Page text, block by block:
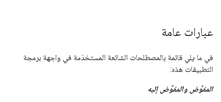
عبارات عامة
في ما يلي قائمة بالمصطلحات الشائعة المستخدَمة في واجهة برمجة
التطبيقات هذه:
المفوِّض والمفوَّض إليه